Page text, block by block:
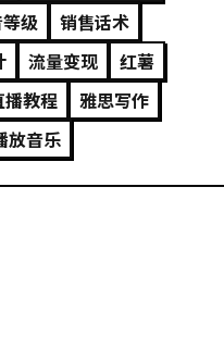
级
销售话术
流量变现
红薯
播教程
雅思写作
放音乐